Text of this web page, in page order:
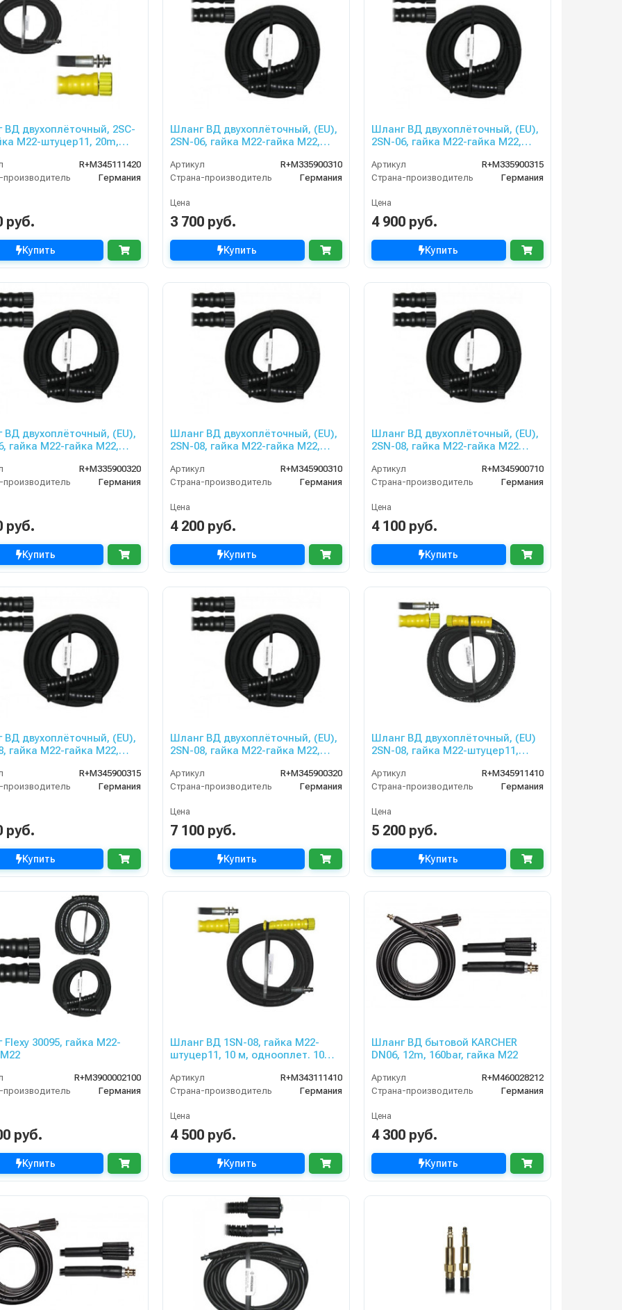
ВД двухоплёточный, 2SC-
М22-штуцер11, 20m,
R+M345111420
производитель
Германия
руб.
Купить
Шланг ВД двухоплёточный, (EU),
2SN-06, гайка М22-гайка М22,
KRANZLE
Артикул
R+M335900310
Страна-производитель
Германия
Цена
3 700 руб.
Купить
Шланг ВД двухоплёточный, (EU),
2SN-06, гайка М22-гайка М22,
KRANZLE
Артикул
R+M335900315
Страна-производитель
Германия
Цена
4 900 руб.
Купить
ВД двухоплёточный, (EU),
гайка М22-гайка М22,
R+M335900320
производитель
Германия
руб.
Купить
Шланг ВД двухоплёточный, (EU),
2SN-08, гайка М22-гайка М22,
KRANZLE
Артикул
R+M345900310
Страна-производитель
Германия
Цена
4 200 руб.
Купить
Шланг ВД двухоплёточный, (EU),
2SN-08, гайка М22-гайка М22
10m, 400bar для PORTOTECNICA,
KRANZLE
Артикул
R+M345900710
Страна-производитель
Германия
Цена
4 100 руб.
Купить
ВД двухоплёточный, (EU),
гайка М22-гайка М22,
R+M345900315
производитель
Германия
руб.
Купить
Шланг ВД двухоплёточный, (EU),
2SN-08, гайка М22-гайка М22,
KRANZLE
Артикул
R+M345900320
Страна-производитель
Германия
Цена
7 100 руб.
Купить
Шланг ВД двухоплёточный, (EU)
2SN-08, гайка М22-штуцер11,
Артикул
R+M345911410
Страна-производитель
Германия
Цена
5 200 руб.
Купить
30095, гайка М22-
R+M3900002100
производитель
Германия
руб.
Купить
Шланг ВД 1SN-08, гайка М22-
штуцер11, 10 м, однооплет. 10m,
Артикул
R+M343111410
Страна-производитель
Германия
Цена
4 500 руб.
Купить
Шланг ВД бытовой KARCHER
DN06, 12m, 160bar, гайка M22
Артикул
R+M460028212
Страна-производитель
Германия
Цена
4 300 руб.
Купить